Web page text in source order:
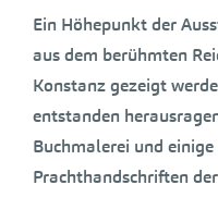
Ein Höhepunkt der
aus dem berühmten
Konstanz gezeigt
entstanden
Buchmalerei und
Prachthandschriften